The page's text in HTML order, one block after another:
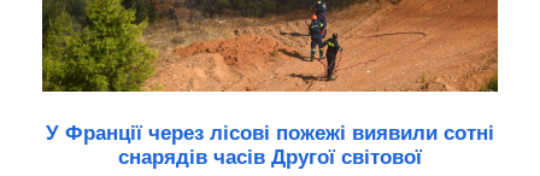
У Франції через лісові пожежі виявили сотні
снарядів часів Другої світової